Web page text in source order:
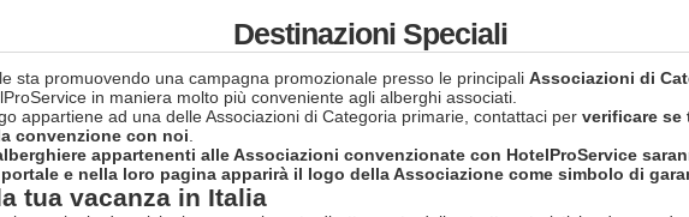
Destinazioni Speciali
sta promuovendo una campagna promozionale presso le principali Associazioni di
in maniera molto più conveniente agli alberghi associati.
appartiene ad una delle Associazioni di Categoria primarie, contattaci per verificare se
convenzione con noi
appartenenti alle Associazioni convenzionate con HotelProService
e nella loro pagina apparirà il logo della Associazione come simbolo di
tua vacanza in Italia